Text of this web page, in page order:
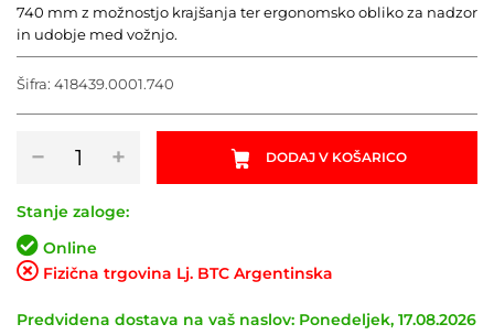
740 mm z možnostjo krajšanja ter ergonomsko obliko za nadzor
in udobje med vožnjo.
−
SYNCROS
1.5
XC
količina
+ DODAJ V KOŠARICO
Šifra: 418439.0001.740
Stanje zaloge:
Online
Fizična trgovina Lj. BTC Argentinska
Predvidena dostava na vaš naslov: Ponedeljek, 17.08.2026